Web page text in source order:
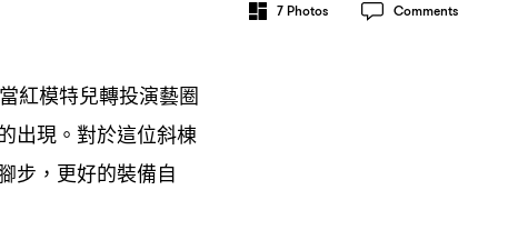
7Photos Comments
紅模特兒轉投演藝圈
出現。對於這位斜棟
步 ， 更好的裝備自